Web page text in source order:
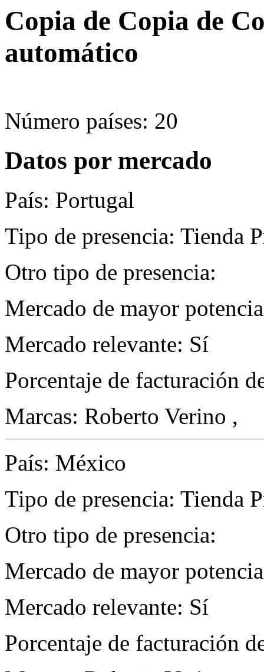
Copia de Copia de
automático
Número países: 20
Datos por mercado
País: Portugal
Tipo de presencia: Tienda
Otro tipo de presencia:
Mercado de mayor
Mercado relevante: Sí
Porcentaje de facturación
Marcas: Roberto Verino ,
País: México
Tipo de presencia: Tienda
Otro tipo de presencia:
Mercado de mayor
Mercado relevante: Sí
Porcentaje de facturación